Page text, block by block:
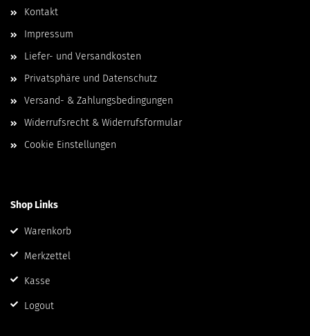
Kontakt
Impressum
Liefer- und Versandkosten
Privatsphäre und Datenschutz
Versand- & Zahlungsbedingungen
Widerrufsrecht & Widerrufsformular
Cookie Einstellungen
Shop Links
Warenkorb
Merkzettel
Kasse
Logout